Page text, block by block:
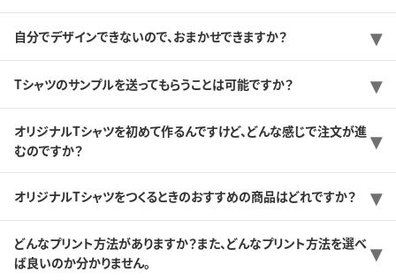
自分でデザインできないので、おまかせできますか？
Tシャツのサンプルを送ってもらうことは可能ですか？
オリジナルTシャツを初めて作るんですけど、どんな感じで注文が進
むのですか？
オリジナルTシャツをつくるときのおすすめの商品はどれですか？
どんなプリント方法がありますか？また、どんなプリント方法を選べ
ば良いのか分かりません。